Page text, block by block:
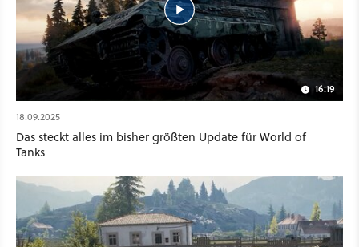
16:19
18.09.2025
Das steckt alles im bisher größten Update für World of
Tanks